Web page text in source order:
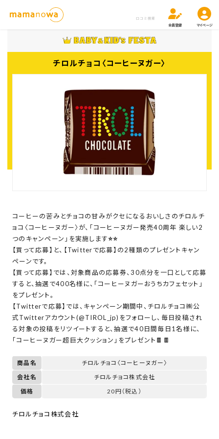
口コミ検索
会員登録
マイページ
チロルチョコ〈コーヒーヌガー〉
コーヒーの苦みとチョコの甘みがクセになるおいしさのチロルチ
ョコ〈コーヒーヌガー〉が、「コーヒーヌガー発売40周年 楽しい2
つのキャンペーン」を実施します⭐⭐
【買って応募】と、【Twitterで応募】の2種類のプレゼントキャン
ペーンです。
【買って応募】では、対象商品の応募券、30点分を一口として応募
すると、抽選で400名様に、「コーヒーヌガーおうちカフェセット」
をプレゼント。
【Twitterで応募】では、キャンペーン期間中、チロルチョコ㈱公
式Twitterアカウント(@TIROL_jp)をフォローし、毎日投稿され
る対象の投稿をリツイートすると、抽選で40日間毎日1名様に、
「コーヒーヌガー超巨大クッション」をプレゼント🍫🍫
商品名
チロルチョコ〈コーヒーヌガー〉
会社名
チロルチョコ株式会社
価格
20円（税込）
チロルチョコ株式会社